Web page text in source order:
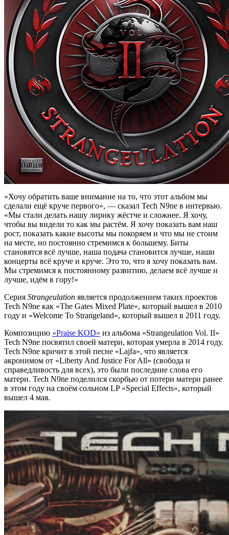
«Хочу обратить ваше внимание на то, что этот альбом мы
сделали ещё круче первого», — сказал Tech N9ne в интервью.
«Мы стали делать нашу лирику жёстче и сложнее. Я хочу,
чтобы вы видели то как мы растём. Я хочу показать вам наш
рост, показать какие высоты мы покоряем и что мы не стоим
на месте, но постоянно стремимся к большему. Биты
становятся всё лучше, наша подача становится лучше, наши
концерты всё круче и круче. Это то, что я хочу показать вам.
Мы стремимся к постоянному развитию, делаем всё лучше и
лучше, идём в гору!»
Серия Strangeulation является продолжением таких проектов
Tech N9ne как «The Gates Mixed Plate», который вышел в 2010
году и «Welcome To Strangeland», который вышел в 2011 году.
Композицию «Praise KOD» из альбома «Strangeulation Vol. II»
Tech N9ne посвятил своей матери, которая умерла в 2014 году.
Tech N9ne кричит в этой песне «Lajfa», что является
акронимом от «Liberty And Justice For All» (свобода и
справедливость для всех), это были последние слова его
матери. Tech N9ne поделился скорбью от потери матери ранее
в этом году на своём сольном LP «Special Effects», который
вышел 4 мая.